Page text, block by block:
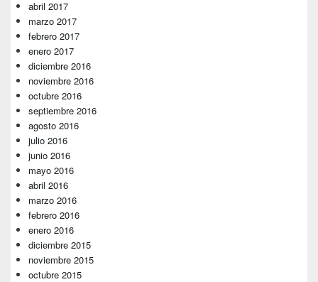
abril 2017
marzo 2017
febrero 2017
enero 2017
diciembre 2016
noviembre 2016
octubre 2016
septiembre 2016
agosto 2016
julio 2016
junio 2016
mayo 2016
abril 2016
marzo 2016
febrero 2016
enero 2016
diciembre 2015
noviembre 2015
octubre 2015